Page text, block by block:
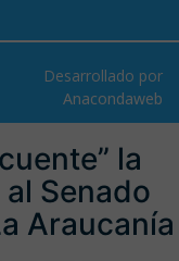
Desarrollado por
Anacondaweb
la
Senado
Araucanía